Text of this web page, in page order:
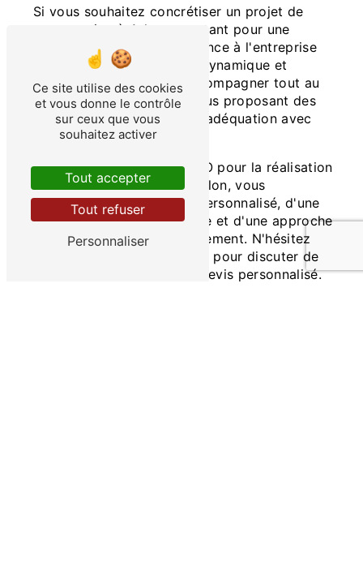
Si vous souhaitez concrétiser un projet de
construction à Arlon en optant pour une
ossature bois, faites confiance à l'entreprise
VALOR IMMO. Son équipe dynamique et
passionnée saura vous accompagner tout au
long de votre projet, en vous proposant des
solutions sur mesure et en adéquation avec
vos attentes.
En choisissant VALOR IMMO pour la réalisation
de votre ossature bois à Arlon, vous
bénéficierez d'un service personnalisé, d'une
expertise technique pointue et d'une approche
respectueuse de l'environnement. N'hésitez
pas à contacter l'entreprise pour discuter de
votre projet et obtenir un devis personnalisé.
Ce site utilise des cookies
et vous donne le contrôle
sur ceux que vous
souhaitez activer
Tout accepter
Tout refuser
Personnaliser